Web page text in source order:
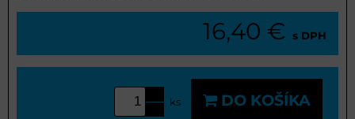
16,40 € s DPH
ks DO KOŠÍKA